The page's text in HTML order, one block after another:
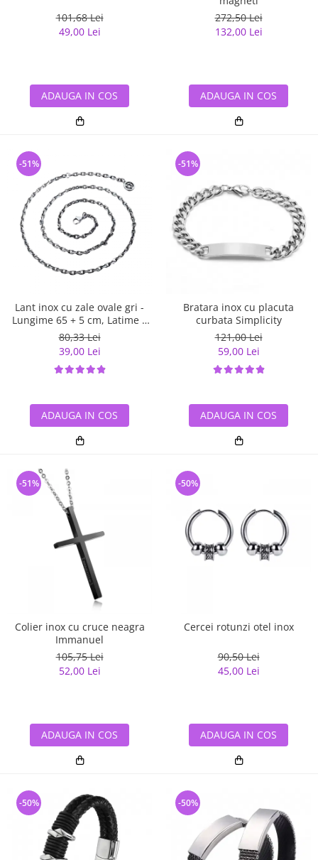
101,68 Lei
49,00 Lei
ADAUGA IN COS
272,50 Lei
132,00 Lei
ADAUGA IN COS
Lant inox cu zale ovale gri -
Lungime 65 + 5 cm, Latime 4
mm
80,33 Lei
39,00 Lei
-51%
ADAUGA IN COS
Bratara inox cu placuta
curbata Simplicity
121,00 Lei
59,00 Lei
-51%
ADAUGA IN COS
Colier inox cu cruce neagra
Immanuel
105,75 Lei
52,00 Lei
-51%
ADAUGA IN COS
Cercei rotunzi otel inox
90,50 Lei
45,00 Lei
-50%
ADAUGA IN COS
-50% -50%